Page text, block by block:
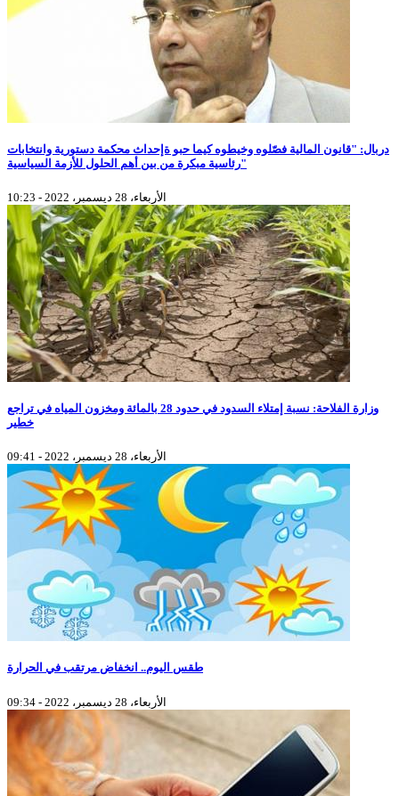
دربال: "قانون المالية فصّلوه وخيطوه كيما حبو ةإحداث محكمة دستورية وانتخابات
رئاسية مبكرة من بين أهم الحلول للأزمة السياسية"
الأربعاء، 28 ديسمبر، 2022 - 10:23
وزارة الفلاحة: نسبة إمتلاء السدود في حدود 28 بالمائة ومخزون المياه في تراجع
خطير
الأربعاء، 28 ديسمبر، 2022 - 09:41
طقس اليوم.. انخفاض مرتقب في الحرارة
الأربعاء، 28 ديسمبر، 2022 - 09:34